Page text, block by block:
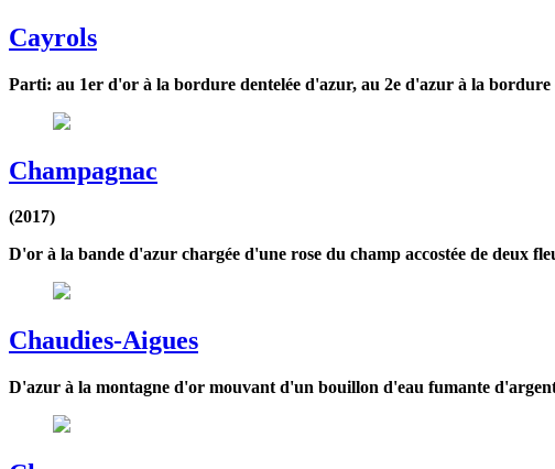
Cayrols
Parti: au 1er d'or à la bordure dentelée d'azur, au 2e d'azur à la bordure
Champagnac
(2017)
D'or à la bande d'azur chargée d'une rose du champ accostée de deux
Chaudies-Aigues
D'azur à la montagne d'or mouvant d'un bouillon d'eau fumante